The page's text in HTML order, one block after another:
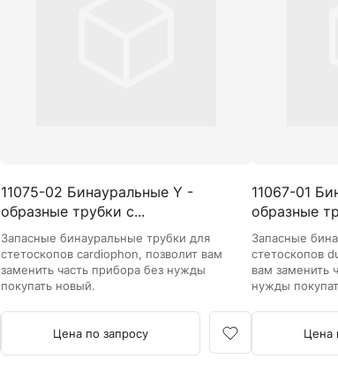
11075-02 Бинауральные Y -
образные трубки с...
Запасные бинауральные трубки для
стетоскопов cardiophon, позволит вам
заменить часть прибора без нужды
покупать новый.
Цена по запросу
11067-01
образные
Запасные
стетоскопов
вам заменить
нужды
Цена